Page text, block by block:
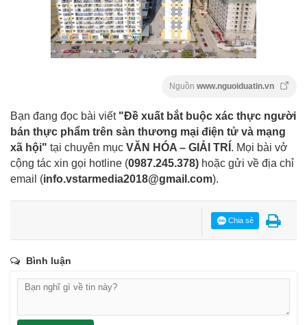
Nguồn www.nguoiduatin.vn
Bạn đang đọc bài viết "Đề xuất bắt buộc xác thực người
bán thực phẩm trên sàn thương mại điện tử và mạng
xã hội" tại chuyên mục VĂN HÓA – GIẢI TRÍ . Mọi bài vở
cộng tác xin gọi hotline (0987.245.378) hoặc gửi về địa chỉ
email (info.vstarmedia2018@gmail.com).
Chia sẻ
Bình luận